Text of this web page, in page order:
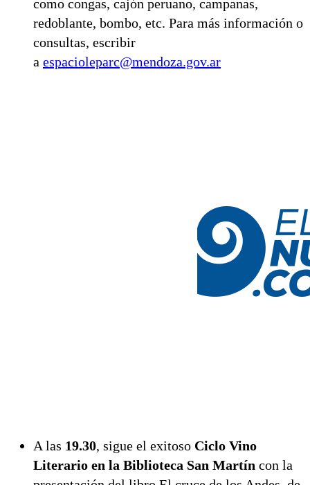
como congas, cajón peruano, campanas,
redoblante, bombo, etc. Para más información o
consultas, escribir
a espacioleparc@mendoza.gov.ar
A las 19.30, sigue el exitoso Ciclo Vino
Literario en la Biblioteca San Martín con la